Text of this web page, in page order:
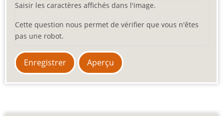
Saisir les caractères affichés dans l'image.
Cette question nous permet de vérifier que vous n'êtes
pas une robot.